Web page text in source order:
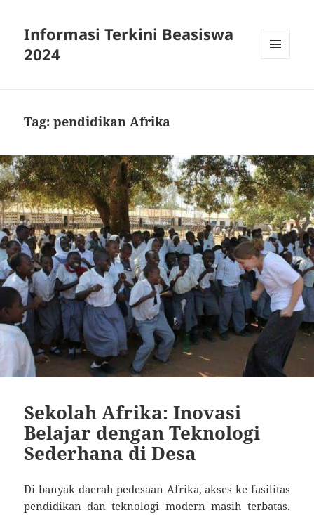
Informasi Terkini Beasiswa
2024
Tag:pendidikan Afrika
Sekolah Afrika: Inovasi
Belajar dengan Teknologi
Sederhana di Desa
Di banyak daerah pedesaan Afrika, akses ke fasilitas
pendidikan dan teknologi modern masih terbatas.